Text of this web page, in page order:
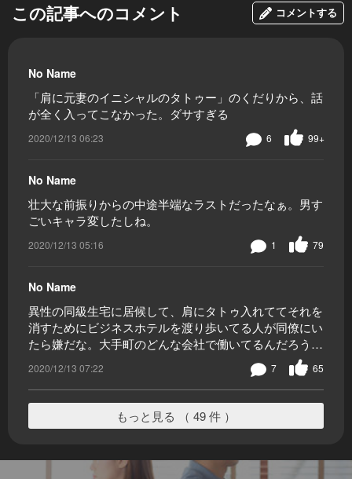
この記事へのコメント コメントする
No Name
「肩に元妻のイニシャルのタトゥー」のくだりから、話
が全く入ってこなかった。ダサすぎる
2020/12/13 06:23 99+
6
No Name
壮大な前振りからの中途半端なラストだったなぁ。男す
ごいキャラ変したしね。
2020/12/13 05:16 79
1
No Name
異性の同級生宅に居候して、肩にタトゥ入れててそれを
消すためにビジネスホテルを渡り歩いてる人が同僚にい
たら嫌だな。大手町のどんな会社で働いてるんだろう…
2020/12/13 07:22 65
7
もっと見る （ 49 件 ）